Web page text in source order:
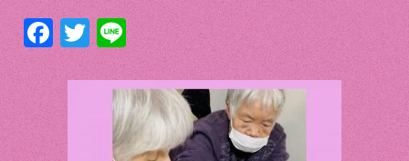
F
ac
e
b
o
T
w
itt
er
Li
n
e